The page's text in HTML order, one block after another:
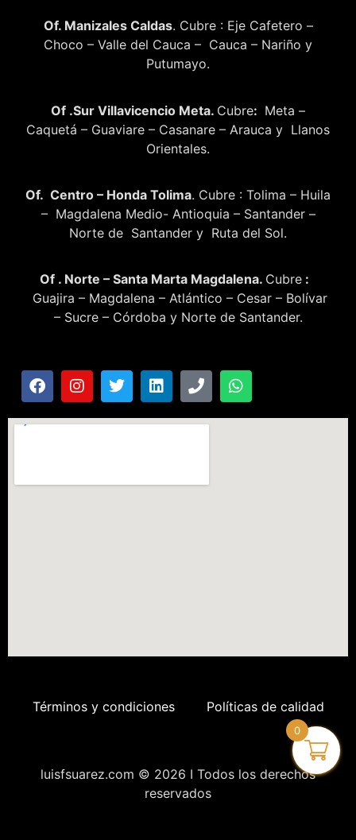
Of. Manizales Caldas. Cubre : Eje Cafetero –
Choco – Valle del Cauca – Cauca – Nariño y
Putumayo.
Of .Sur Villavicencio Meta. Cubre: Meta –
Caquetá – Guaviare – Casanare – Arauca y Llanos
Orientales.
Of. Centro – Honda Tolima. Cubre : Tolima – Huila
– Magdalena Medio- Antioquia – Santander –
Norte de Santander y Ruta del Sol.
Of . Norte – Santa Marta Magdalena. Cubre :
Guajira – Magdalena – Atlántico – Cesar – Bolívar
– Sucre – Córdoba y Norte de Santander.
Términos y condiciones Políticas de calidad
luisfsuarez.com © 2026 I Todos los derechos
reservados
0